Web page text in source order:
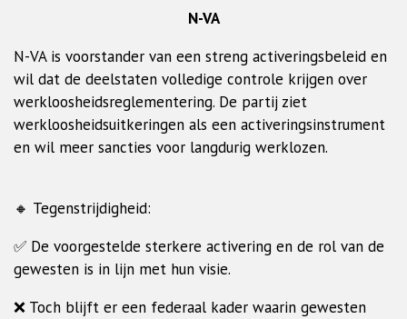
N-VA
N-VA is voorstander van een streng activeringsbeleid en
wil dat de deelstaten volledige controle krijgen over
werkloosheidsreglementering. De partij ziet
werkloosheidsuitkeringen als een activeringsinstrument
en wil meer sancties voor langdurig werklozen.
🔸 Tegenstrijdigheid:
✅ De voorgestelde sterkere activering en de rol van de
gewesten is in lijn met hun visie.
❌ Toch blijft er een federaal kader waarin gewesten